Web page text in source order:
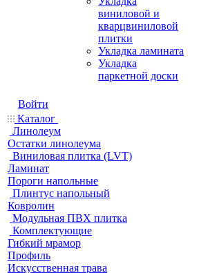
виниловой и
кварцвиниловой
плитки
Укладка ламината
Укладка
паркетной доски
Войти
Каталог
Линолеум
Остатки линолеума
Виниловая плитка (LVT)
Ламинат
Пороги напольные
Плинтус напольный
Ковролин
Модульная ПВХ плитка
Комплектующие
Гибкий мрамор
Профиль
Искусственная трава